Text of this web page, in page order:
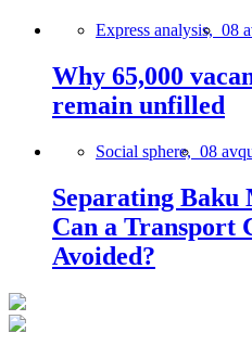
Express analysis, 08
Why 65,000
remain unfilled
Social sphere, 08
Separating
Can a Transport
Avoided?